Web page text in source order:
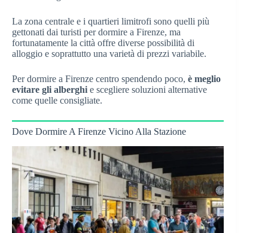
La zona centrale e i quartieri limitrofi sono quelli più
gettonati dai turisti per dormire a Firenze, ma
fortunatamente la città offre diverse possibilità di
alloggio e soprattutto una varietà di prezzi variabile.
Per dormire a Firenze centro spendendo poco, è meglio
evitare gli alberghi e scegliere soluzioni alternative
come quelle consigliate.
Dove Dormire A Firenze Vicino Alla Stazione